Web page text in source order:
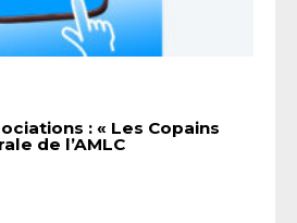
: « Les Copains
de l’AMLC